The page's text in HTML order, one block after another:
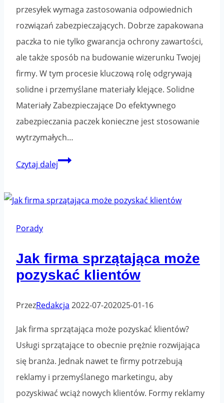
przesyłek wymaga zastosowania odpowiednich
rozwiązań zabezpieczających. Dobrze zapakowana
paczka to nie tylko gwarancja ochrony zawartości,
ale także sposób na budowanie wizerunku Twojej
firmy. W tym procesie kluczową rolę odgrywają
solidne i przemyślane materiały klejące. Solidne
Materiały Zabezpieczające Do efektywnego
zabezpieczania paczek konieczne jest stosowanie
wytrzymałych…
Czytaj dalejTaśmy
gdzie
Porady
Jak firma sprzątająca może
pozyskać klientów
PrzezRedakcja 2022-07-202025-01-16
Jak firma sprzątająca może pozyskać klientów?
Usługi sprzątające to obecnie prężnie rozwijająca
się branża. Jednak nawet te firmy potrzebują
reklamy i przemyślanego marketingu, aby
pozyskiwać wciąż nowych klientów. Formy reklamy